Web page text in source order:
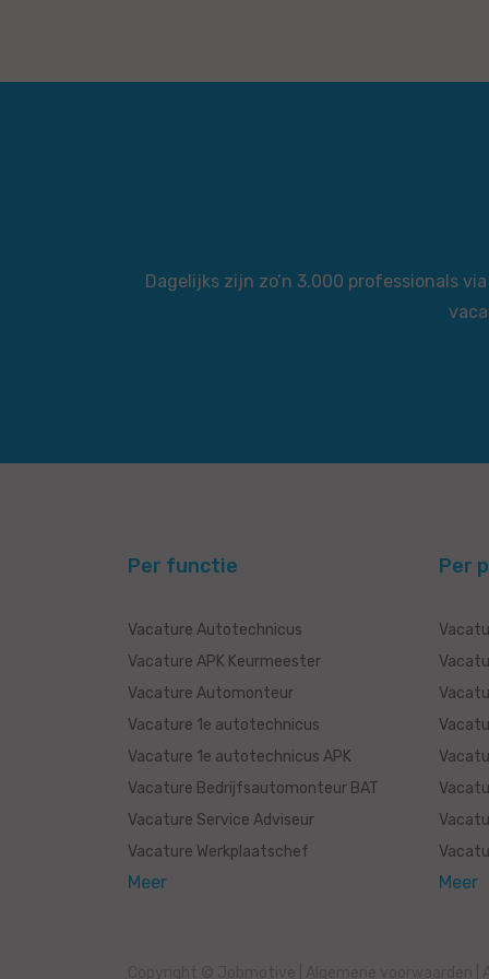
Dagelijks zijn zo’n 3.000 professionals
Per functie
Vacature Autotechnicus
Vacature APK Keurmeester
Vacature Automonteur
Vacature 1e autotechnicus
Vacature 1e autotechnicus APK
Vacature Bedrijfsautomonteur BAT
Vacature Service Adviseur
Vacature Werkplaatschef
Meer
Per
Meer